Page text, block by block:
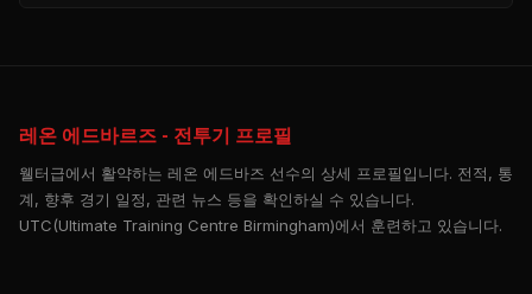
레온 에드바르즈 - 전투기 프로필
웰터급에서 활약하는 레온 에드바즈 선수의 상세 프로필입니다. 전적, 통
계, 향후 경기 일정, 관련 뉴스 등을 확인하실 수 있습니다.
UTC(Ultimate Training Centre Birmingham)에서 훈련하고 있습니다.